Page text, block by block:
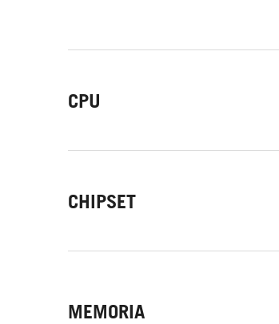
CPU
CHIPSET
MEMORIA